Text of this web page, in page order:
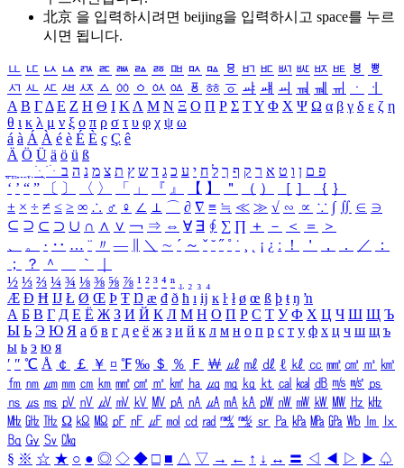
北京 을 입력하시려면 beijing을 입력하시고 space를 누르
시면 됩니다.
ㅥ ㅦ ㅧ ㅨ ㅩ ㅪ ㅫ ㅬ ㅭ ㅮ ㅯ ㅰ ㅱ ㅲ ㅳ ㅴ ㅵ ㅶ ㅷ ㅸ
ㅹ
ㅺ ㅻ ㅼ ㅽ ㅾ ㅿ ㆀ ㆁ ㆂ ㆃ ㆄ ㆅ ㆆ ㆇ ㆈ ㆉ ㆊ ㆋ ㆌ ㆍ
ㆎ
Α Β ΓΔ Ε Ζ Η Θ Ι ΚΛ Μ Ν Ξ Ο Π Ρ Σ ΤΥ Φ Χ Ψ Ω α β γ δ ε ζ η
θ ι κ λ μ ν ξ ο π ρ σ τ υ φ χ ψ ω
á à Á À é è É È ç Ç ê
Ä Ö Ü ä ö ü ß
ִֶֹ ֻּ ׁׂ פ ם ן ו ט א ר ק ף ך ל ח י ע כ ג ד ש ץ ת צ מ נ ה ב
‘ ’ “ ” 〔 〕 〈 〉 「 」 『 』 【 】 ＂ （ ） ［ ］ ｛ ｝
± × ÷ ≠ ≤ ≥ ∞ ∴ ♂ ♀ ∠ ⊥ ⌒ ∂ ∇ ≡ ≒ ≪ ≫ √ ∽ ∝ ∵ ∫ ∬ ∈ ∋
⊆ ⊇ ⊂ ⊃ ∪ ∩ ∧ ∨ ￢ ⇒ ⇔ ∀ ∃ ∮ ∑ ∏ ＋ － ＜ ＝
＞
、
。 · ‥ … ¨ 〃 ― ＼ ∼ ´ ～ ˇ ˘ ˝ ˚ ˙ ¸ ¡ ¿ ː ！ ＇ ， ． ／
：
；
？ ＾ ｀
½ ⅓ ⅔ ¼ ¾ ⅛ ⅜ ⅝ ⅞ ¹ ² ³ ⁴ ⁿ ₁ ₂ ₃ ₄
Æ Ð Ħ Ĳ Ł Ø Œ Þ Ŧ Ŋ æ đ ð ħ ı ĳ ĸ ŀ ł ø œ ß þ ŧ ŋ ŉ
А Б В Г Д Е Ё Ж З И Й К Л М Н О П Р С Т У Ф Х Ц Ч Ш Щ Ъ
Ы Ь Э Ю Я а б в г д е ё ж з и й к л м н о п р с т у ф х ц ч ш щ ъ
ы ь э ю я
′ ″ ℃ Å ￠ ￡ ￥ ¤ ℉ ‰ ＄ ％ Ｆ ￦ ㎕ ㎖ ㎗ ℓ ㎘ ㏄ ㎣ ㎤ ㎥ ㎦
㎙ ㎚ ㎛ ㎜ ㎝ ㎞ ㎟ ㎠ ㎡ ㎢ ㏊ ㎍ ㎎ ㎏ ㏏ ㎈ ㎉ ㏈ ㎧ ㎨ ㎰
㎱ ㎲ ㎳ ㎴ ㎵ ㎶ ㎷ ㎸ ㎹ ㎀ ㎁ ㎂ ㎃ ㎄ ㎺ ㎻ ㎽ ㎾ ㎿ ㎐ ㎑
㎒ ㎓ ㎔ Ω ㏀ ㏁ ㎊ ㎋ ㎌ ㏖ ㏅ ㎭ ㎮ ㎯ ㏛ ㎩ ㎪ ㎫ ㎬ ㏝ ㏐
㏓
㏃ ㏉ ㏜ ㏆
§ ※ ☆ ★ ○ ● ◎ ◇ ◆ □ ■ △ ▽ → ← ↑ ↓ ↔ 〓 ◁ ◀ ▷ ▶ ♤